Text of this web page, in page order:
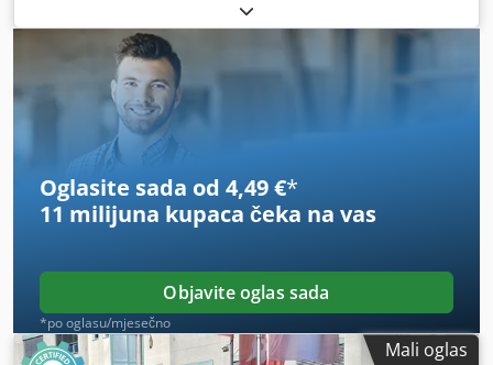
, slobodno podizanje:
mm, vrsta goriva:dizel, vrsta jarbola:triplex, građevinska
2.350 mm, snaga:
1.190 mm, duljina vilica: 1.200 mm
, prazna masa:
4.850 kg
, ukupna dužina:
širina gradnje:1.290 mm
Oglasite sada od 4,49 €*
11 milijuna kupaca čeka na vas
Objavite oglas sada
*po oglasu/mjesečno
Mali oglas